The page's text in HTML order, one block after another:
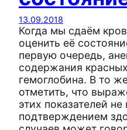
13.09.2018
Когда мы сдаём
оценить её
первую очередь,
содержания
гемоглобина. В то
отметить, что
этих показателей не
подтверждением